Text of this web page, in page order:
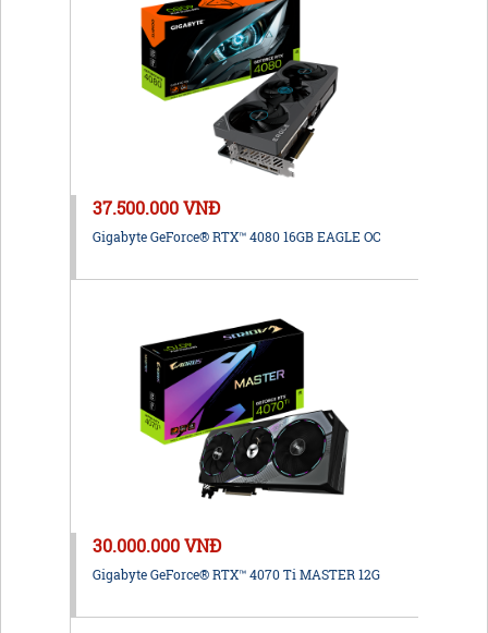
37.500.000 VNĐ
Gigabyte GeForce® RTX™ 4080 16GB EAGLE OC
30.000.000 VNĐ
Gigabyte GeForce® RTX™ 4070 Ti MASTER 12G